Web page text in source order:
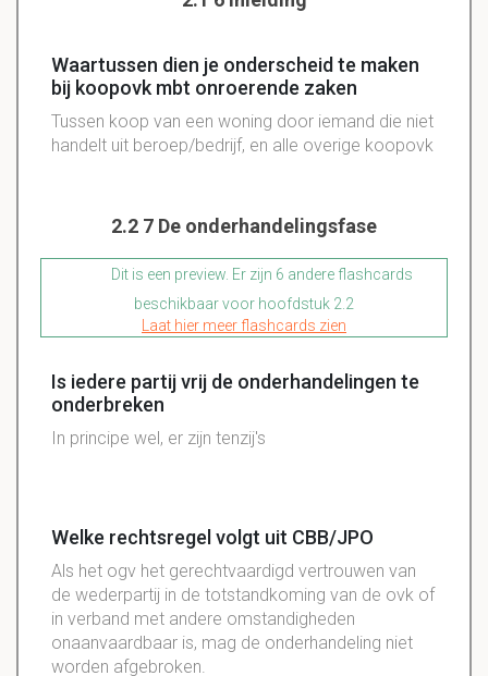
Waartussen dien je onderscheid te maken
bij koopovk mbt onroerende zaken
Tussen koop van een woning door iemand die niet
handelt uit beroep/bedrijf, en alle overige koopovk
2.2 7 De onderhandelingsfase
Dit is een preview. Er zijn 6 andere flashcards
beschikbaar voor hoofdstuk 2.2
Laat hier meer flashcards zien
Is iedere partij vrij de onderhandelingen te
onderbreken
In principe wel, er zijn tenzij's
Welke rechtsregel volgt uit CBB/JPO
Als het ogv het gerechtvaardigd vertrouwen van
de wederpartij in de totstandkoming van de ovk of
in verband met andere omstandigheden
onaanvaardbaar is, mag de onderhandeling niet
worden afgebroken.